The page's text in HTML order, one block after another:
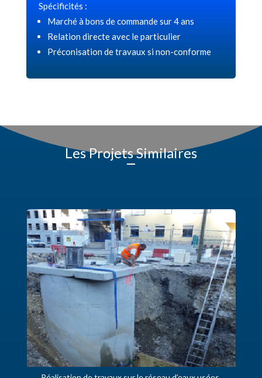
Spécificités :
Marché à bons de commande sur 4 ans
Relation directe avec le particulier
Préconisation de travaux si non-conforme
Les Projets Similaires